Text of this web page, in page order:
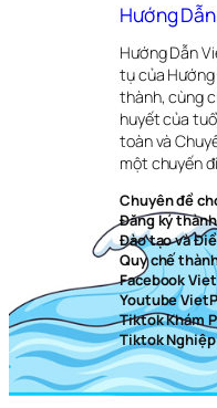
Hướng
Hướng Dẫn
tụ của
thành, cùng
huyết của
toàn và
một chuyến
Chuyên đề
Đăng ký
Đào tạo và
Quy chế
Facebook
Youtube
Tiktok Khám
Tiktok Nghiệp